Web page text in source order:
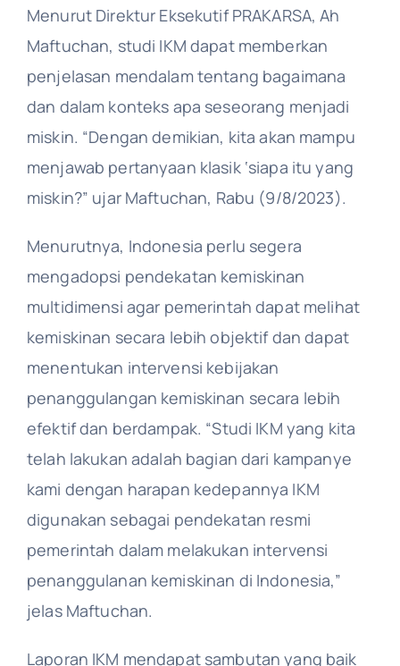
Menurut Direktur Eksekutif PRAKARSA, Ah
Maftuchan, studi IKM dapat memberkan
penjelasan mendalam tentang bagaimana
dan dalam konteks apa seseorang menjadi
miskin. “Dengan demikian, kita akan mampu
menjawab pertanyaan klasik ‘siapa itu yang
miskin?” ujar Maftuchan, Rabu (9/8/2023).
Menurutnya, Indonesia perlu segera
mengadopsi pendekatan kemiskinan
multidimensi agar pemerintah dapat melihat
kemiskinan secara lebih objektif dan dapat
menentukan intervensi kebijakan
penanggulangan kemiskinan secara lebih
efektif dan berdampak. “Studi IKM yang kita
telah lakukan adalah bagian dari kampanye
kami dengan harapan kedepannya IKM
digunakan sebagai pendekatan resmi
pemerintah dalam melakukan intervensi
penanggulanan kemiskinan di Indonesia,”
jelas Maftuchan.
Laporan IKM mendapat sambutan yang baik